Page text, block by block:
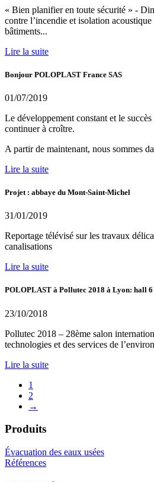
« Bien planifier en toute sécurité » -
contre l’incendie et isolation
bâtiments...
Lire la suite
Bonjour POLOPLAST France SAS
01/07/2019
Le développement constant et le
continuer à croître.
A partir de maintenant, nous sommes
Lire la suite
Projet : abbaye du Mont-Saint-Michel
31/01/2019
Reportage télévisé sur les travaux
canalisations
Lire la suite
POLOPLAST à Pollutec 2018 à Lyon: hall 6
23/10/2018
Pollutec 2018 – 28ème salon
technologies et des services de
Lire la suite
1
2
→
Produits
Évacuation des eaux usées
Références